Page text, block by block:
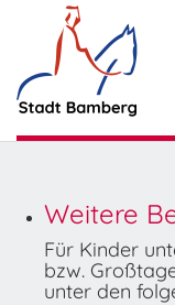
Weitere
Für Kinder
bzw.
unter den